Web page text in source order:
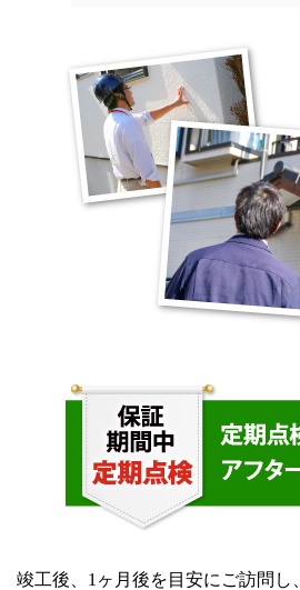
竣工後、1ヶ月後を目安にご訪問し